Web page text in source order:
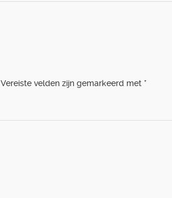
Vereiste velden zijn gemarkeerd met *